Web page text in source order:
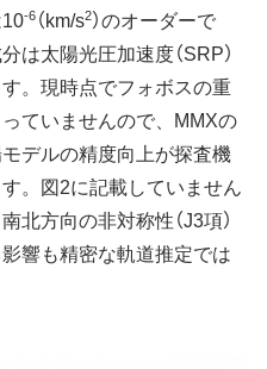
-6（km/s2）のオーダーで
太陽光圧加速度（SRP）
。現時点でフォボスの重
ていませんので、MMXの
デルの精度向上が探査機
。図2に記載していません
方向の非対称性（J3項）
響も精密な軌道推定では